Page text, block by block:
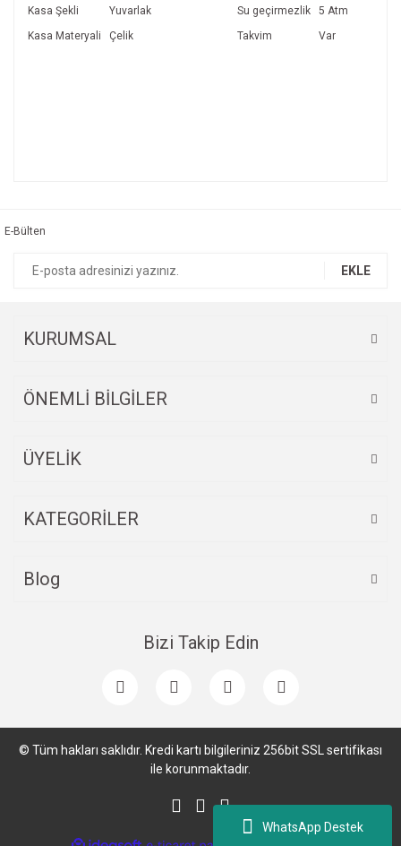
WhatsApp Destek
Kasa Şekli
Yuvarlak Su geçirmezlik
5 Atm
Kasa Materyali
Çelik Takvim Var
Ürün fiyatı diğer sitelerden daha pahalı.
E-Bülten
EKLE
KURUMSAL
ÖNEMLİ BİLGİLER
ÜYELİK
KATEGORİLER
Blog
Bizi Takip Edin
© Tüm hakları saklıdır. Kredi kartı bilgileriniz 256bit SSL sertifikası
ile korunmaktadır.